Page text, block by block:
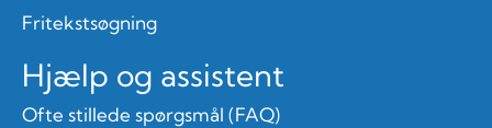
Fritekstsøgning
Hjælp og assistent
Ofte stillede spørgsmål (FAQ)